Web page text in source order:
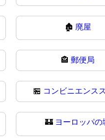
🏚 廃屋
🏤 郵便局
🏪 コンビニエンス
🏰 ヨーロッパの